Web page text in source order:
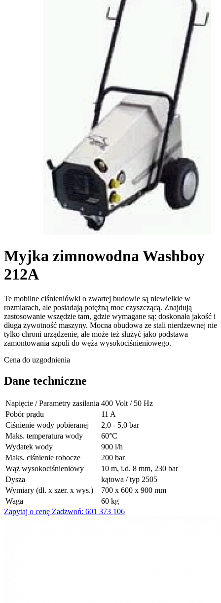
Myjka zimnowodna Washboy
212A
Te mobilne ciśnieniówki o zwartej budowie są niewielkie w
rozmiarach, ale posiadają potężną moc czyszczącą. Znajdują
zastosowanie wszędzie tam, gdzie wymagane są: doskonała jakość i
długa żywotność maszyny. Mocna obudowa ze stali nierdzewnej nie
tylko chroni urządzenie, ale może też służyć jako podstawa
zamontowania szpuli do węża wysokociśnieniowego.
Cena do uzgodnienia
Dane techniczne
Napięcie / Parametry zasilania 400 Volt / 50 Hz
Pobór prądu
11 A
Ciśnienie wody pobieranej
2,0 - 5,0 bar
Maks. temperatura wody
60°C
Wydatek wody
900 l/h
Maks. ciśnienie robocze
200 bar
Wąż wysokociśnieniowy
10 m, i.d. 8 mm, 230 bar
Dysza
kątowa / typ 2505
Wymiary (dł. x szer. x wys.)
700 x 600 x 900 mm
Waga
60 kg
Zapytaj o cenę Zadzwoń: 601 373 106